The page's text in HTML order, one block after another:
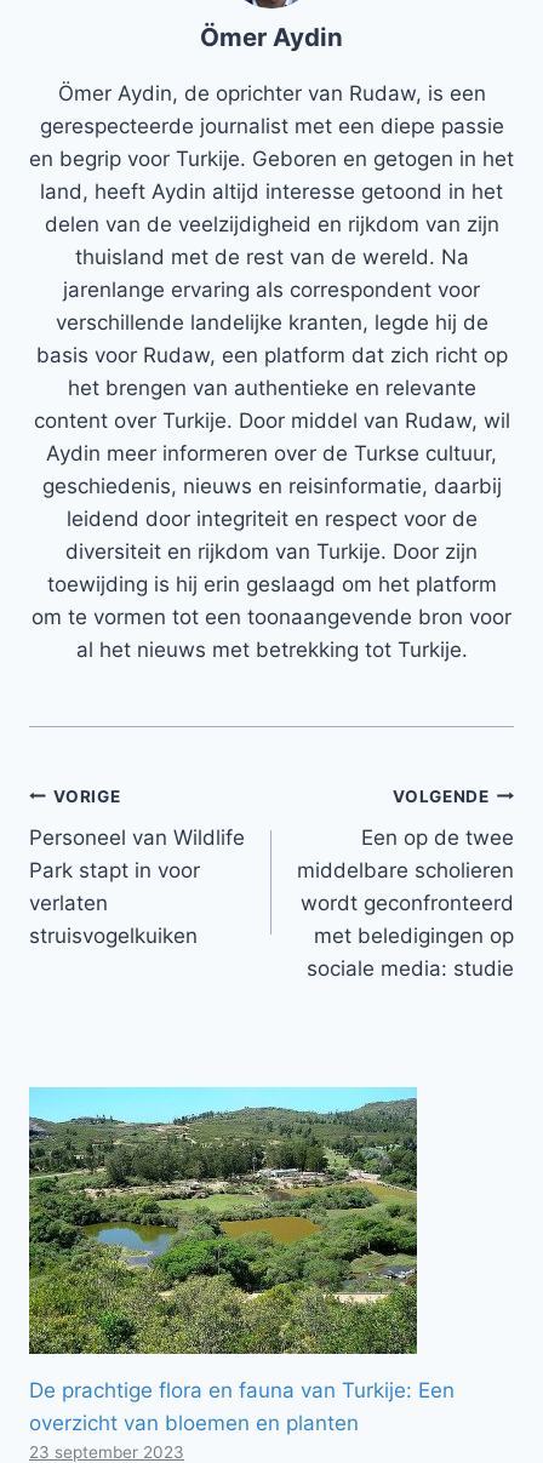
Ömer Aydin
Ömer Aydin, de oprichter van Rudaw, is een
gerespecteerde journalist met een diepe passie
en begrip voor Turkije. Geboren en getogen in het
land, heeft Aydin altijd interesse getoond in het
delen van de veelzijdigheid en rijkdom van zijn
thuisland met de rest van de wereld. Na
jarenlange ervaring als correspondent voor
verschillende landelijke kranten, legde hij de
basis voor Rudaw, een platform dat zich richt op
het brengen van authentieke en relevante
content over Turkije. Door middel van Rudaw, wil
Aydin meer informeren over de Turkse cultuur,
geschiedenis, nieuws en reisinformatie, daarbij
leidend door integriteit en respect voor de
diversiteit en rijkdom van Turkije. Door zijn
toewijding is hij erin geslaagd om het platform
om te vormen tot een toonaangevende bron voor
al het nieuws met betrekking tot Turkije.
Bericht
navigatie
VORIGE
Personeel van Wildlife
Park stapt in voor
verlaten
struisvogelkuiken
VOLGENDE
Een op de twee
middelbare scholieren
wordt geconfronteerd
met beledigingen op
sociale media: studie
De prachtige flora en fauna van Turkije: Een
overzicht van bloemen en planten
23 september 2023